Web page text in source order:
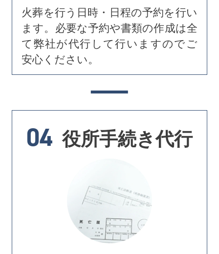
火葬を行う日時・日程の予約を行い
ます。必要な予約や書類の作成は全
て弊社が代行して行いますのでご
安心ください。
04 役所手続き代行